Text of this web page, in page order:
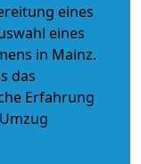
eines
eines
in Mainz.
das
Erfahrung